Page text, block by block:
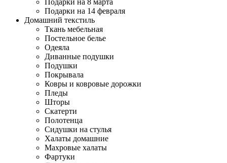
Подарки на 8 марта
Подарки на 14 февраля
Домашний текстиль
Ткань мебельная
Постельное белье
Одеяла
Диванные подушки
Подушки
Покрывала
Ковры и ковровые дорожки
Пледы
Шторы
Скатерти
Полотенца
Сидушки на стулья
Халаты домашние
Махровые халаты
Фартуки